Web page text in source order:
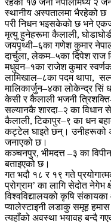
रहेका १७ जना नेपालीमध्ये २
स्थानीय अस्पतालमा भैरहेको
परी निधन भइसकेकाे छ भने
मृत्यु हुनेहरूमा कैलाली,
जयपृथ्वी–६का गणेश कुमार
दार्चुला, लेकम–५का दिपेश राज
मधुवन–१का राजेश कुमार
लामिखाल–८का पदम थापा,
मालिकार्जुन–४का लोकेन्द्र सिं
केसी र कैलाली भजनी
सल्यानकै शारदा–२ का विधान
कैलाली, टिकापुर–९ का धन
कट्टेल घाइते छन्। उनीहरूको
जनाएको छ।
कञ्चनपुर, भीमदत्त –३ का
बताइएको छ।
गत भदौ १८ र १९ गते
प्रोग्राम’ का लागि सेदोत नेगेभ
विश्वविद्यालयको कृषि संकायका
प्यालेस्टाइनी लडाकु समूह
त्यहाँको अवस्था भयावह बन्दै